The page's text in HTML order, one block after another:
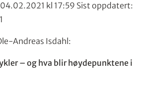
kl 17:59 Sist oppdatert:
Andreas Isdahl:
– og hva blir høydepunktene i